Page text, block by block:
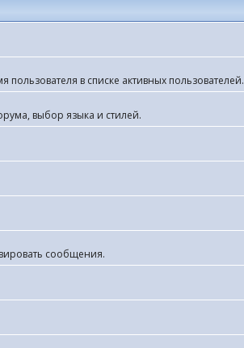
в списке активных пользователей.
выбор языка и стилей.
сообщения.